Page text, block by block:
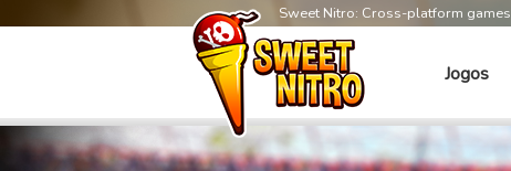
Sweet Nitro: Cross-platform games
Jogos